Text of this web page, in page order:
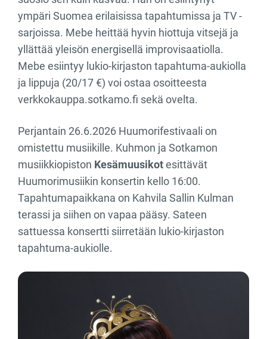
ympäri Suomea erilaisissa tapahtumissa ja TV -
sarjoissa. Mebe heittää hyvin hiottuja vitsejä ja
yllättää yleisön energisellä improvisaatiolla.
Mebe esiintyy lukio-kirjaston tapahtuma-aukiolla
ja lippuja (20/17 €) voi ostaa osoitteesta
verkkokauppa.sotkamo.fi sekä ovelta.
Perjantain 26.6.2026 Huumorifestivaali on
omistettu musiikille. Kuhmon ja Sotkamon
musiikkiopiston Kesämuusikotesittävät
Huumorimusiikin konsertin kello 16:00.
Tapahtumapaikkana on Kahvila Sallin Kulman
terassi ja siihen on vapaa pääsy. Sateen
sattuessa konsertti siirretään lukio-kirjaston
tapahtuma-aukiolle.